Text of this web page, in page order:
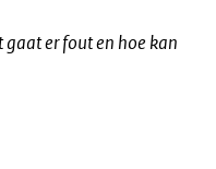
er fout en hoe kan